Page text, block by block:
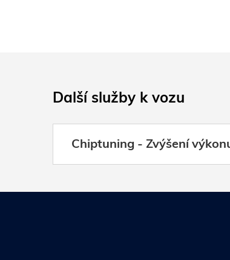
Další služby k vozu
Chiptuning - Zvýšení